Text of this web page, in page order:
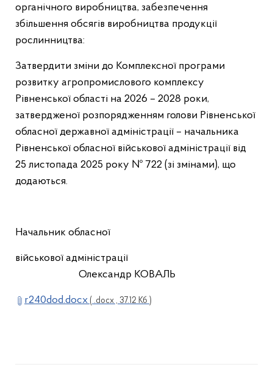
органічного виробництва, забезпечення
збільшення обсягів виробництва продукції
рослинництва:
Затвердити зміни до Комплексної програми
розвитку агропромислового комплексу
Рівненської області на 2026 – 2028 роки,
затвердженої розпорядженням голови Рівненської
обласної державної адміністрації – начальника
Рівненської обласної військової адміністрації від
25 листопада 2025 року № 722 (зі змінами), що
додаються.
Начальник обласної
військової адміністрації
Олександр КОВАЛЬ
r240dod.docx ( .docx , 37.12 Кб )